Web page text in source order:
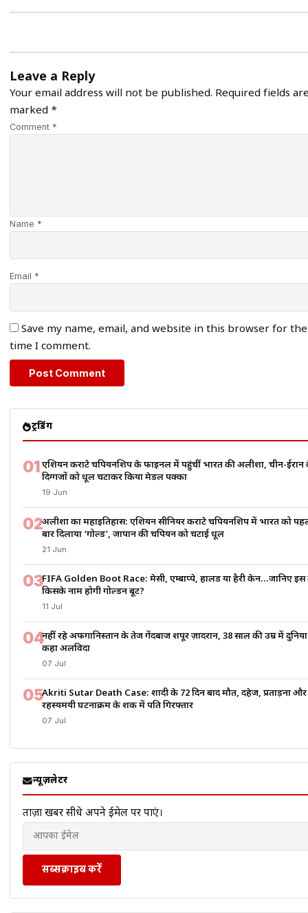
Leave a Reply
Your email address will not be published. Required fields
marked *
Comment *
Name *
Email *
Save my name, email, and website in this browser for
time I comment.
ट्रेंडिंग
01एशियन कराटे चैंपियनशिप के फाइनल में पहुंचीं भारत की अलीशा, चीन-ईरान
दिग्गजों को धूल चटाकर किया मेडल पक्का
19 Jun
02अलीशा का महाइतिहास: एशियन सीनियर कराटे चैंपियनशिप में भारत को
बार दिलाया ‘गोल्ड’, जापान की चैंपियन को चटाई धूल
21 Jun
03FIFA Golden Boot Race: मेसी, एम्बाप्पे, हालैंड या हैरी केन…जानिए इस
किसके नाम होगी गोल्डन बूट?
11 Jul
04नहीं रहे अफगानिस्तान के तेज गेंदबाज शपूर ज़ादरान, 38 साल की उम्र में
कहा अलविदा
07 Jul
05Akriti Sutar Death Case: शादी के 72 दिन बाद मौत, दहेज, प्रताड़ना और
रहस्यमयी घटनाक्रम के शक में पति गिरफ्तार
07 Jul
न्यूज़लेटर
ताज़ा खबरें सीधे अपने ईमेल पर पाएं।
सब्सक्राइब करें